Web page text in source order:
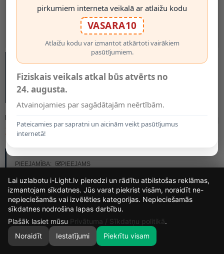
0
MODELIS:
1.20€
PIEEJAMĪBA:
PIEEJAMS
pirkumiem interneta veikalā ar atlaižu kodu
VASARA10
Atlaižu kodu var izmantot atkārtoti vairākiem
pasūtījumiem.
Fiziskais veikals atkal būs atvērts no
24. augusta.
Atvainojamies par sagādātajām neērtībām.
Pateicamies par sapratni un aicinām veikt pasūtījumus
internetā!
14
DIENAS
8
STUNDAS
49
MIN.
35
Lai uzlabotu i-Light.lv pieredzi un rādītu atbilstošas reklāmas,
izmantojam sīkdatnes. Jūs varat piekrist visām, noraidīt ne-
nepieciešamās vai izvēlēties kategorijas. Nepieciešamās
sīkdatnes nodrošina lapas darbību.
Plašāk lasiet mūsu Privātuma / Sīkdatņu politikā.
Noraidīt
Iestatījumi Piekrītu visam